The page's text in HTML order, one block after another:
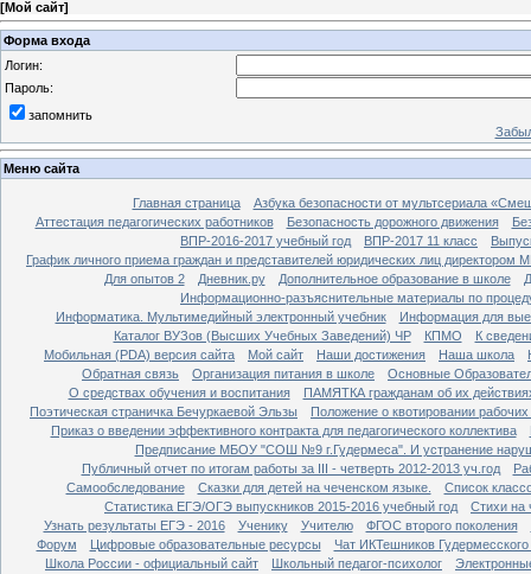
[Мой сайт]
Форма входа
Логин:
Пароль:
запомнить
Меню сайта
Главная страница
Азбука безопасности от мультсериала
Аттестация педагогических работников
Безопасность дорожного движения
ВПР-2016-2017 учебный год
ВПР-2017 11 класс
График личного приема граждан и представителей юридических лиц
Для опытов 2
Дневник.ру Дополнительное образование в школе
Информационно-разъяснительные материалы по
Информатика. Мультимедийный электронный учебник
Информация для
Каталог ВУЗов (Высших Учебных Заведений) ЧР
КПМО
К
Мобильная (PDA) версия сайта
Мой сайт Наши достижения Наша школа
Обратная связь
Организация питания в школе
Основные
О средствах обучения и воспитания
ПАМЯТКА гражданам об их
Поэтическая страничка Бечуркаевой Эльзы
Положение о квотировании
Приказ о введении эффективного контракта для педагогического коллектива
Предписание МБОУ "СОШ №9 г.Гудермеса". И устранение
Публичный отчет по итогам работы за III - четверть 2012-2013 уч.год
Самообследование
Сказки для детей на чеченском языке.
Список
Статистика ЕГЭ/ОГЭ выпускников 2015-2016 учебный год
Стихи на
Узнать результаты ЕГЭ - 2016
Ученику Учителю ФГОС второго поколения
Форум
Цифровые образовательные ресурсы
Чат ИКТешников Гудермесского
Школа России - официальный сайт
Школьный педагог-психолог